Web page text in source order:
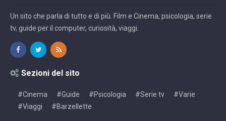
Un sito che parla di tutto e di più. Film e Cinema, psicologia, serie
tv, guide per il computer, curiosità, viaggi.
Sezioni del sito
#Cinema #Guide #Psicologia #Serie tv
#Varie
#Viaggi
#Barzellette